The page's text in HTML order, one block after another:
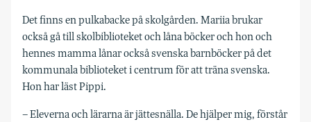
Det finns en pulkabacke på skolgården. Mariia brukar
också gå till skolbiblioteket och låna böcker och hon och
hennes mamma lånar också svenska barnböcker på det
kommunala biblioteket i centrum för att träna svenska.
Hon har läst Pippi.
– Eleverna och lärarna är jättesnälla. De hjälper mig, förstår